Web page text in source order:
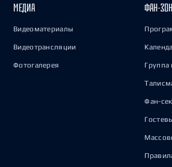
МЕДИА
Видеоматериалы
Видеотрансляции
Фотогалерея
ФАН-
Группа
Фан-